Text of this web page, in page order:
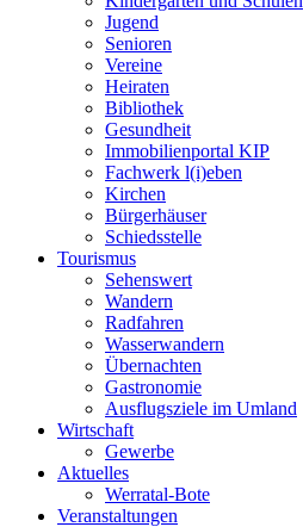
Jugend
Senioren
Vereine
Heiraten
Bibliothek
Gesundheit
Immobilienportal KIP
Fachwerk l(i)eben
Kirchen
Bürgerhäuser
Schiedsstelle
Tourismus
Sehenswert
Wandern
Radfahren
Wasserwandern
Übernachten
Gastronomie
Ausflugsziele im Umland
Wirtschaft
Gewerbe
Aktuelles
Werratal-Bote
Veranstaltungen